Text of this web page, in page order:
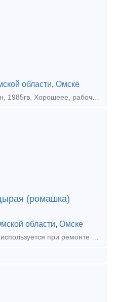
области, Омске
(ромашка)
области, Омске